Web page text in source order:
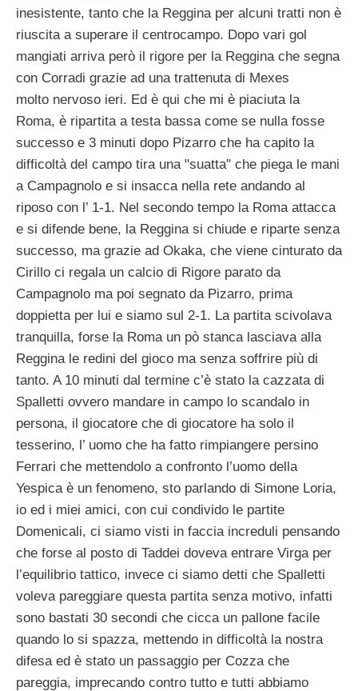
inesistente, tanto che la Reggina per alcuni tratti non è
riuscita a superare il centrocampo. Dopo vari gol
mangiati arriva però il rigore per la Reggina che segna
con Corradi grazie ad una trattenuta di Mexes
molto nervoso ieri. Ed è qui che mi è piaciuta la
Roma, è ripartita a testa bassa come se nulla fosse
successo e 3 minuti dopo Pizarro che ha capito la
difficoltà del campo tira una "suatta" che piega le mani
a Campagnolo e si insacca nella rete andando al
riposo con l’ 1-1. Nel secondo tempo la Roma attacca
e si difende bene, la Reggina si chiude e riparte senza
successo, ma grazie ad Okaka, che viene cinturato da
Cirillo ci regala un calcio di Rigore parato da
Campagnolo ma poi segnato da Pizarro, prima
doppietta per lui e siamo sul 2-1. La partita scivolava
tranquilla, forse la Roma un pò stanca lasciava alla
Reggina le redini del gioco ma senza soffrire più di
tanto. A 10 minuti dal termine c’è stato la cazzata di
Spalletti ovvero mandare in campo lo scandalo in
persona, il giocatore che di giocatore ha solo il
tesserino, l’ uomo che ha fatto rimpiangere persino
Ferrari che mettendolo a confronto l’uomo della
Yespica è un fenomeno, sto parlando di Simone Loria,
io ed i miei amici, con cui condivido le partite
Domenicali, ci siamo visti in faccia increduli pensando
che forse al posto di Taddei doveva entrare Virga per
l’equilibrio tattico, invece ci siamo detti che Spalletti
voleva pareggiare questa partita senza motivo, infatti
sono bastati 30 secondi che cicca un pallone facile
quando lo si spazza, mettendo in difficoltà la nostra
difesa ed è stato un passaggio per Cozza che
pareggia, imprecando contro tutto e tutti abbiamo